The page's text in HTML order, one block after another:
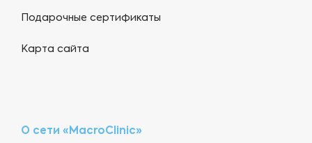
Подарочные сертификаты
Карта сайта
О сети «MacroClinic»